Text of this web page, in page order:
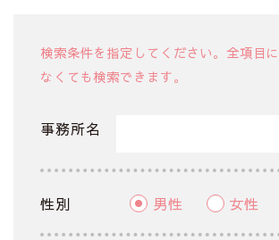
検索条件を指定してください。全項目
なくても検索できます。
事務所名
性別 男性 女性